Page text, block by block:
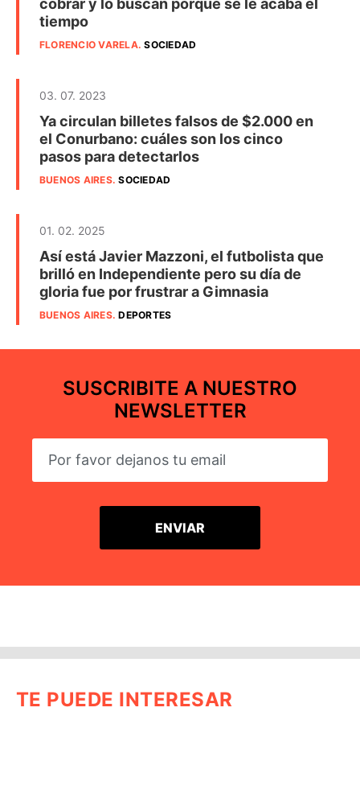
cobrar y lo buscan porque se le acaba el
tiempo
FLORENCIO VARELA.SOCIEDAD
03. 07. 2023
Ya circulan billetes falsos de $2.000 en
el Conurbano: cuáles son los cinco
pasos para detectarlos
BUENOS AIRES.SOCIEDAD
01. 02. 2025
Así está Javier Mazzoni, el futbolista que
brilló en Independiente pero su día de
gloria fue por frustrar a Gimnasia
BUENOS AIRES.DEPORTES
SUSCRIBITE A NUESTRO
NEWSLETTER
TE PUEDE INTERESAR